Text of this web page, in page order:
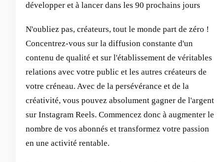
développer et à lancer dans les 90 prochains jours
N'oubliez pas, créateurs, tout le monde part de zéro !
Concentrez-vous sur la diffusion constante d'un
contenu de qualité et sur l'établissement de véritables
relations avec votre public et les autres créateurs de
votre créneau. Avec de la persévérance et de la
créativité, vous pouvez absolument gagner de l'argent
sur Instagram Reels. Commencez donc à augmenter le
nombre de vos abonnés et transformez votre passion
en une activité rentable.